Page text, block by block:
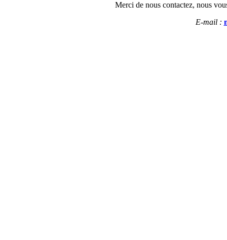
Merci de nous contactez, nous
E-mail :